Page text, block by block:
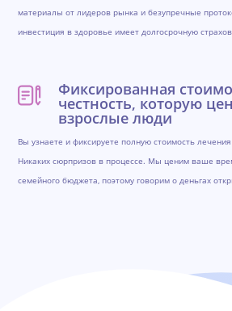
материалы от лидеров рынка и безупречные
инвестиция в здоровье имеет долгосрочную
Фиксированная
честность, которую
взрослые люди
Вы узнаете и фиксируете полную стоимость
Никаких сюрпризов в процессе. Мы ценим ваше
семейного бюджета, поэтому говорим о деньгах